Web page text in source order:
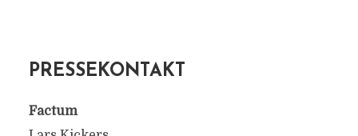
PRESSEKONTAKT
Factum